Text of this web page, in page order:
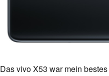
Das vivo X53 war mein